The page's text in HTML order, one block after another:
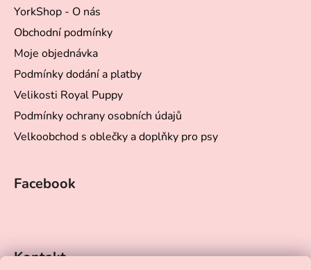
YorkShop - O nás
Obchodní podmínky
Moje objednávka
Podmínky dodání a platby
Velikosti Royal Puppy
Podmínky ochrany osobních údajů
Velkoobchod s oblečky a doplňky pro psy
Facebook
Kontakt